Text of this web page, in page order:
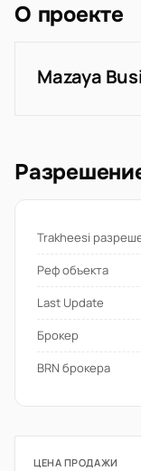
О проекте
Mazaya
Trakheesi
Реф объекта
Last Update
Брокер
BRN брокера
ЦЕНА ПРОДАЖИ